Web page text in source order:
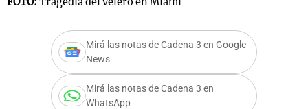
Mirá las notas de Cadena 3 en Google
News
Mirá las notas de Cadena 3 en
WhatsApp